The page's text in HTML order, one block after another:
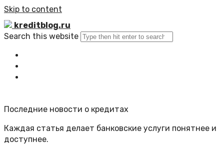
Skip to content
kreditblog.ru
Search this website
Последние новости о кредитах
Каждая статья делает банковские услуги понятнее и
доступнее.